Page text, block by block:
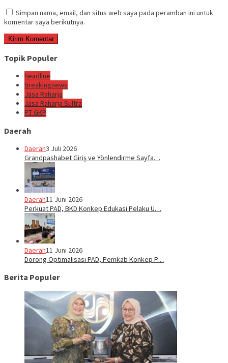
Simpan nama, email, dan situs web saya pada peramban ini untuk
komentar saya berikutnya.
Topik Populer
headline
breakingnews
Jasa Raharja
Jasa Raharja Sultra
PT GKP
Daerah
Daerah3 Juli 2026
Grandpashabet Giriş ve Yönlendirme Sayfa…
Daerah11 Juni 2026
Perkuat PAD, BKD Konkep Edukasi Pelaku U…
Daerah11 Juni 2026
Dorong Optimalisasi PAD, Pemkab Konkep P…
Berita Populer